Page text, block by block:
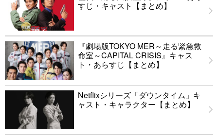
すじ・キャスト【まとめ】
『劇場版TOKYO MER～走る緊急救
命室～CAPITAL CRISIS』キャス
ト・あらすじ【まとめ】
Netflixシリーズ「ダウンタイム」キ
ャスト・キャラクター【まとめ】